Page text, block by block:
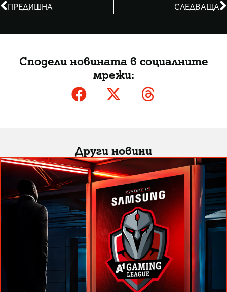
ПРЕДИШНА СЛЕДВАЩА
Сподели новината в социалните
мрежи:
Други новини